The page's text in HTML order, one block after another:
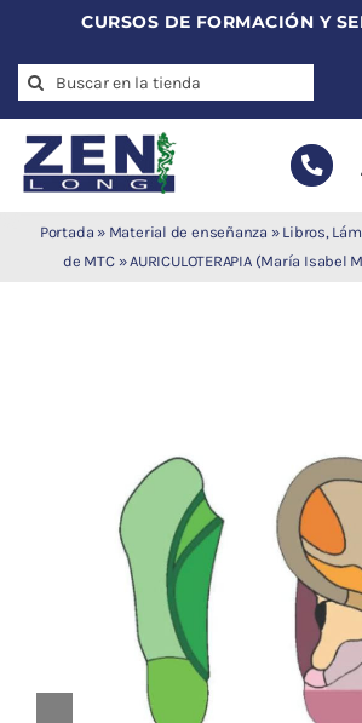
content
Search
for:
Electroacupuntura
Laserpuntura
Cromoterapia
Portada » Material de enseñanza » Libros,
de MTC»AURICULOTERAPIA (María Isabel